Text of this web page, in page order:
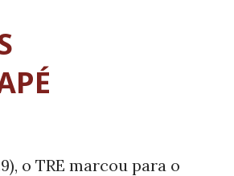
é de um aumento de
normais, com os
feira (1º) e
com viaturas extras de
distribuídos
o TRE marcou para o